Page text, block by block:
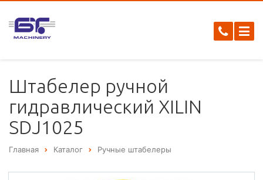
Штабелер ручной
гидравлический XILIN
SDJ1025
Главная Каталог Ручные штабелеры